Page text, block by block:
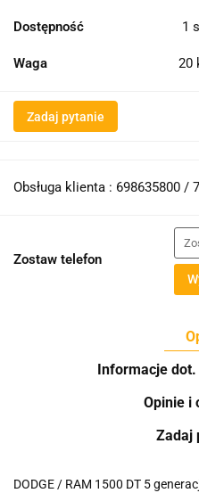
Dostępność 1
Waga 20
Zadaj pytanie
Obsługa klienta : 698635800 /
Zostaw telefon
Informacje
Opinie i
Zadaj
DODGE / RAM 1500 DT 5